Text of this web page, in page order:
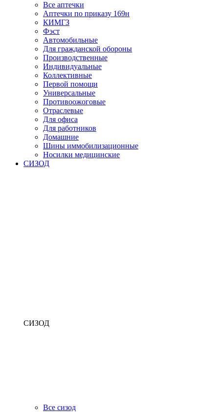
Все аптечки
Аптечки по приказу 169н
КИМГЗ
Фэст
Автомобильные
Для гражданской обороны
Производственные
Индивидуальные
Коллективные
Первой помощи
Универсальные
Противоожоговые
Отраслевые
Для офиса
Для работников
Домашние
Шины иммобилизационные
Носилки медицинские
СИЗОД
СИЗОД
Все сизод